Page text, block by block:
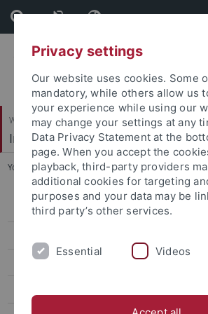
Skip
to
content
Skip
to
footer
Wirtschafts- und Sozialwissenschaftliche Fakultät
Institut für Sportwissenschaft
You are here: Startseite ... B.Sc.
Lehramt (B.Ed., M.Ed.)
B.Sc. Gesundheitsförderung
Privacy settings
Our website uses cookies. Some
mandatory, while others allow us
your experience while using our
may change your settings at any
Data Privacy Statement at the
page. When you accept the
playback, third-party providers
additional cookies for targeting
purposes and your data may be
third party’s other services.
Essential Videos